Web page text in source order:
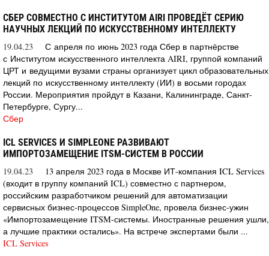
СБЕР СОВМЕСТНО С ИНСТИТУТОМ AIRI ПРОВЕДЁТ СЕРИЮ
НАУЧНЫХ ЛЕКЦИЙ ПО ИСКУССТВЕННОМУ ИНТЕЛЛЕКТУ
19.04.23
С апреля по июнь 2023 года Сбер в партнёрстве
с Институтом искусственного интеллекта AIRI, группой компаний
ЦРТ и ведущими вузами страны организует цикл образовательных
лекций по искусственному интеллекту (ИИ) в восьми городах
России. Мероприятия пройдут в Казани, Калининграде, Санкт-
Петербурге, Сургу...
Сбер
ICL SERVICES И SIMPLEONE РАЗВИВАЮТ
ИМПОРТОЗАМЕЩЕНИЕ ITSM-СИСТЕМ В РОССИИ
19.04.23
13 апреля 2023 года в Москве ИТ-компания ICL Services
(входит в группу компаний ICL) совместно с партнером,
российским разработчиком решений для автоматизации
сервисных бизнес-процессов SimpleOne, провела бизнес-ужин
«Импортозамещение ITSM-системы. Иностранные решения ушли,
а лучшие практики остались». На встрече экспертами были ...
ICL Services